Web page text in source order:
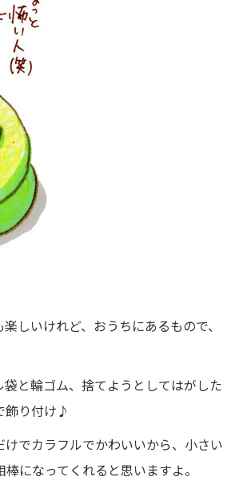
しいけれど、おうちにあるもので、
と輪ゴム、捨てようとしてはがした
飾り付け♪
でカラフルでかわいいから、小さい
になってくれると思いますよ。